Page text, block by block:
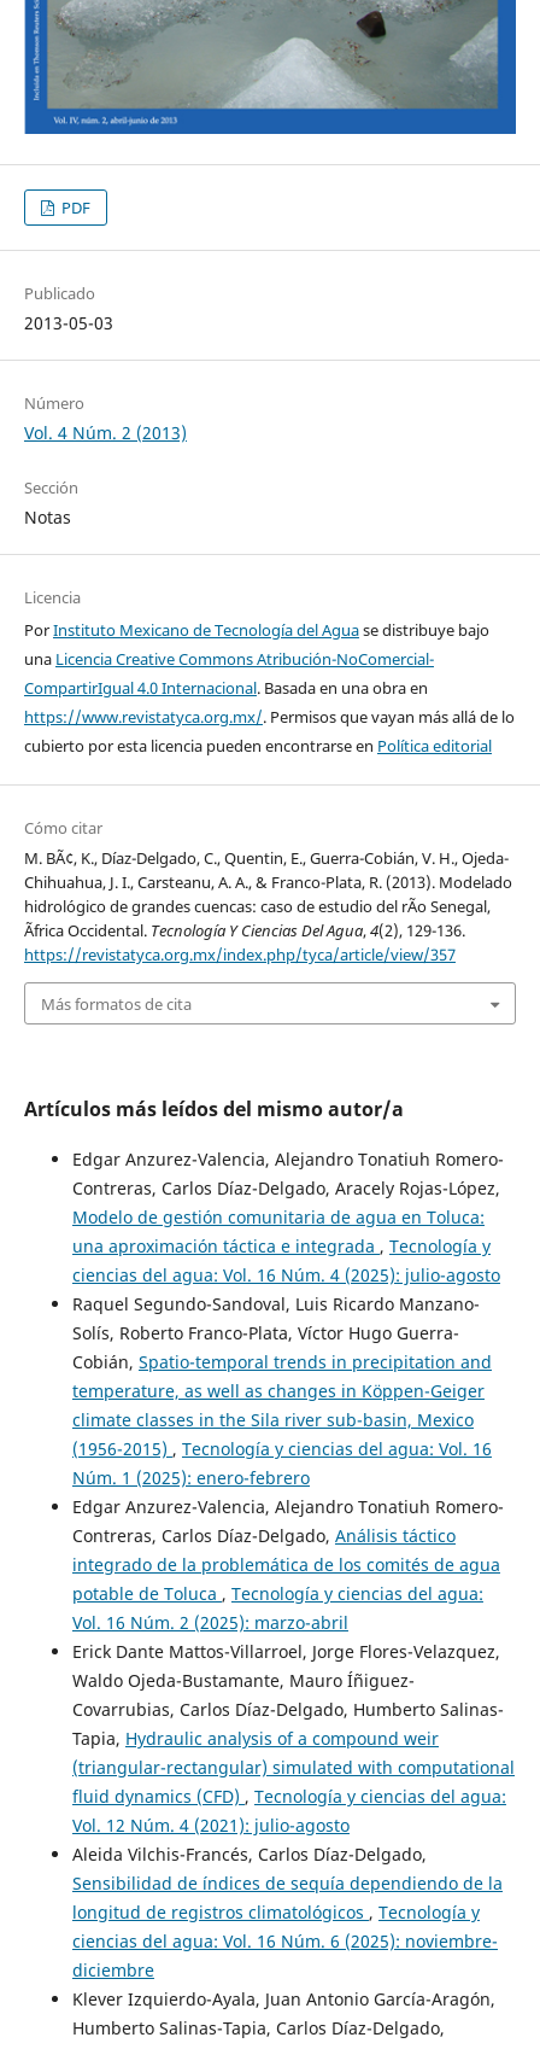
PDF
Publicado
2013-05-03
Número
Vol. 4 Núm. 2 (2013)
Sección
Notas
Licencia
PorInstituto Mexicano de Tecnología del Aguase distribuye bajo
una Licencia Creative Commons Atribución-NoComercial-
CompartirIgual 4.0 Internacional. Basada en una obra en
https://www.revistatyca.org.mx/. Permisos que vayan más allá de lo
cubierto por esta licencia pueden encontrarse en Política editorial
Cómo citar
M. BÃ¢, K., Díaz-Delgado, C., Quentin, E., Guerra-Cobián, V. H., Ojeda-
Chihuahua, J. I., Carsteanu, A. A., & Franco-Plata, R. (2013). Modelado
hidrológico de grandes cuencas: caso de estudio del rÃ­o Senegal,
Ãfrica Occidental. Tecnología Y Ciencias Del Agua,4(2), 129-136.
https://revistatyca.org.mx/index.php/tyca/article/view/357
Más formatos de cita
Artículos más leídos del mismo autor/a
Edgar Anzurez-Valencia, Alejandro Tonatiuh Romero-
Contreras, Carlos Díaz-Delgado, Aracely Rojas-López,
Modelo de gestión comunitaria de agua en Toluca:
una aproximación táctica e integrada , Tecnología y
ciencias del agua: Vol. 16 Núm. 4 (2025): julio-agosto
Raquel Segundo-Sandoval, Luis Ricardo Manzano-
Solís, Roberto Franco-Plata, Víctor Hugo Guerra-
Cobián, Spatio-temporal trends in precipitation and
temperature, as well as changes in Köppen-Geiger
climate classes in the Sila river sub-basin, Mexico
(1956-2015) , Tecnología y ciencias del agua: Vol. 16
Núm. 1 (2025): enero-febrero
Edgar Anzurez-Valencia, Alejandro Tonatiuh Romero-
Contreras, Carlos Díaz-Delgado, Análisis táctico
integrado de la problemática de los comités de agua
potable de Toluca , Tecnología y ciencias del agua:
Vol. 16 Núm. 2 (2025): marzo-abril
Erick Dante Mattos-Villarroel, Jorge Flores-Velazquez,
Waldo Ojeda-Bustamante, Mauro Íñiguez-
Covarrubias, Carlos Díaz-Delgado, Humberto Salinas-
Tapia, Hydraulic analysis of a compound weir
(triangular-rectangular) simulated with computational
fluid dynamics (CFD) , Tecnología y ciencias del agua:
Vol. 12 Núm. 4 (2021): julio-agosto
Aleida Vilchis-Francés, Carlos Díaz-Delgado,
Sensibilidad de índices de sequía dependiendo de la
longitud de registros climatológicos , Tecnología y
ciencias del agua: Vol. 16 Núm. 6 (2025): noviembre-
diciembre
Klever Izquierdo-Ayala, Juan Antonio García-Aragón,
Humberto Salinas-Tapia, Carlos Díaz-Delgado,